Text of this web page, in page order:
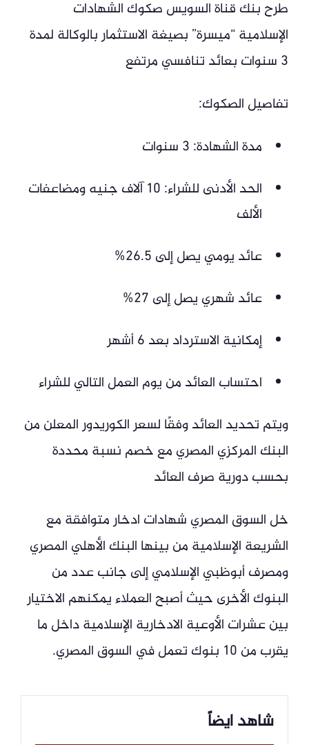
طرح بنك قناة السويس صكوك الشهادات
الإسلامية “ميسرة” بصيغة الاستثمار بالوكالة لمدة
3 سنوات بعائد تنافسي مرتفع
تفاصيل الصكوك:
مدة الشهادة: 3 سنوات
الحد الأدنى للشراء: 10 آلاف جنيه ومضاعفات
الألف
عائد يومي يصل إلى 26.5%
عائد شهري يصل إلى 27%
إمكانية الاسترداد بعد 6 أشهر
احتساب العائد من يوم العمل التالي للشراء
ويتم تحديد العائد وفقًا لسعر الكوريدور المعلن من
البنك المركزي المصري مع خصم نسبة محددة
بحسب دورية صرف العائد
خل السوق المصري شهادات ادخار متوافقة مع
الشريعة الإسلامية من بينها البنك الأهلي المصري
ومصرف أبوظبي الإسلامي إلى جانب عدد من
البنوك الأخرى حيث أصبح العملاء يمكنهم الاختيار
بين عشرات الأوعية الادخارية الإسلامية داخل ما
يقرب من 10 بنوك تعمل في السوق المصري.
شاهد ايضاً